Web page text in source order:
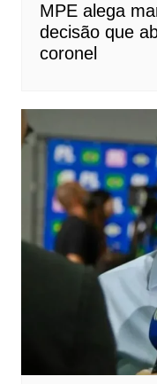
MPE alega
decisão que
coronel